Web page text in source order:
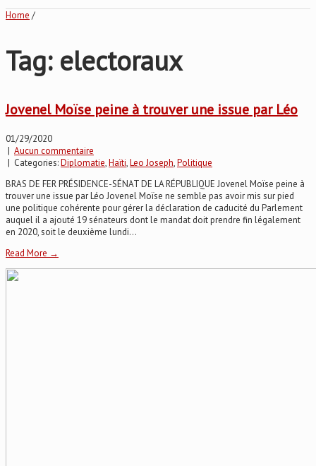
Home /
Tag: electoraux
Jovenel Moïse peine à trouver une issue par Léo
01/29/2020
| Aucun commentaire
| Categories:Diplomatie,Haïti,Leo Joseph,Politique
BRAS DE FER PRÉSIDENCE-SÉNAT DE LA RÉPUBLIQUE Jovenel Moïse peine à
trouver une issue par Léo Jovenel Moïse ne semble pas avoir mis sur pied
une politique cohérente pour gérer la déclaration de caducité du Parlement
auquel il a ajouté 19 sénateurs dont le mandat doit prendre fin légalement
en 2020, soit le deuxième lundi...
Read More →